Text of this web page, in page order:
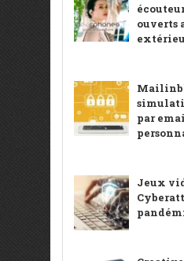
ouverts
par
Jeux